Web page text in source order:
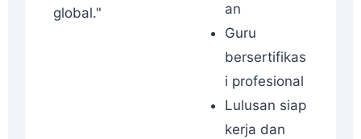
global."
an
Guru
bersertifikas
i profesional
Lulusan siap
kerja dan